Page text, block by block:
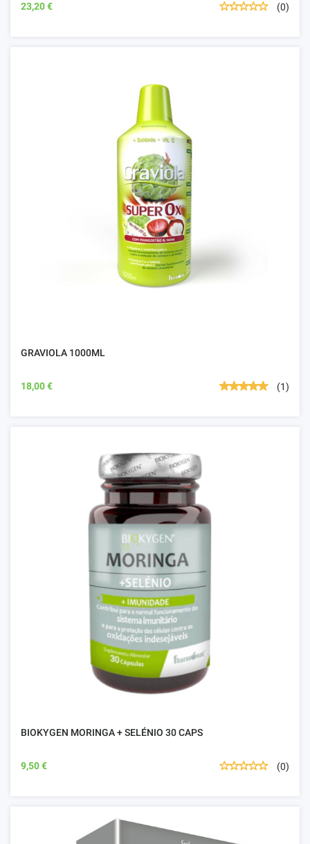
23,20 € (0)
GRAVIOLA 1000ML
18,00 € (1)
BIOKYGEN MORINGA + SELÉNIO 30 CAPS
9,50 € (0)